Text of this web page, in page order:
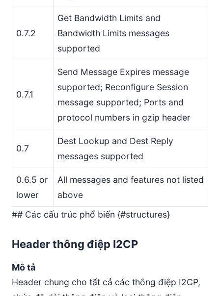
0.7.2
Get Bandwidth Limits and
Bandwidth Limits messages
supported
0.7.1
Send Message Expires message
supported; Reconfigure Session
message supported; Ports and
protocol numbers in gzip header
0.7
Dest Lookup and Dest Reply
messages supported
0.6.5 or
lower
All messages and features not listed
above
## Các cấu trúc phổ biến {#structures}
Header thông điệp I2CP
Mô tả
Header chung cho tất cả các thông điệp I2CP,